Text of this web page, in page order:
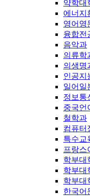
약학대
에너지
영어영
융합전
음악과
의류학
의생명
인공지
일어일
정보통
중국언
철학과
컴퓨터
특수교
프랑스
학부대
학부대
학부대
한국어